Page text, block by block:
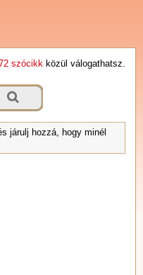
szócikkközül válogathatsz.
járulj hozzá, hogy minél